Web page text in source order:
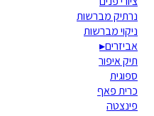
נרתיק מברשות
ניקוי מברשות
אביזרים▸
תיק איפור
ספוגית
כרית פאף
פינצטה